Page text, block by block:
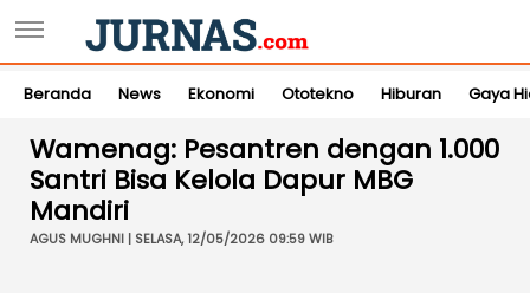
Beranda News Ekonomi Ototekno Hiburan Gaya
Wamenag: Pesantren dengan 1.000
Santri Bisa Kelola Dapur MBG
Mandiri
AGUS MUGHNI | SELASA, 12/05/2026 09:59 WIB